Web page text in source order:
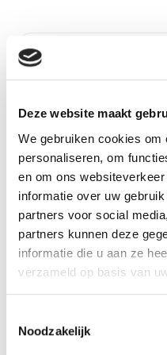
Deze website maakt
We gebruiken cookies
personaliseren, om
en om ons
informatie over uw
partners voor social
partners kunnen deze
informatie die u aan ze
verzameld op basis van
Noodzakelijk
Product details
Betaalbaar met
Breedte (cm):
Lengte (cm):
Material:
Vorm:
Artikel nummer: